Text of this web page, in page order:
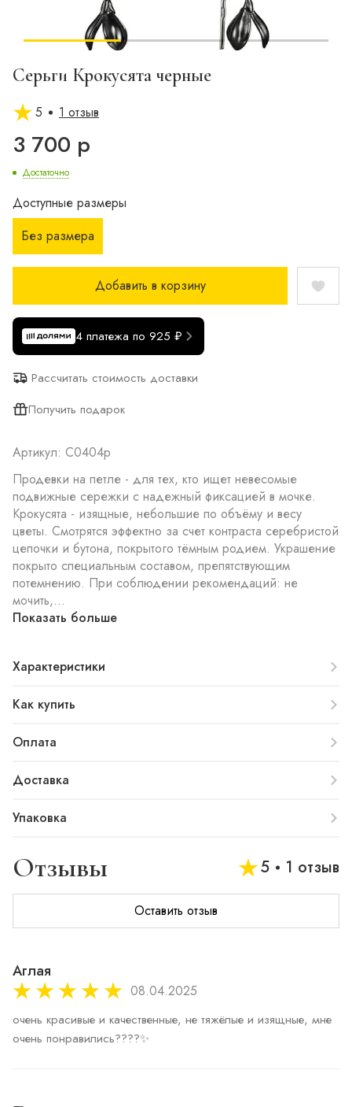
Серьги Крокусята черные
5 1 отзыв
3 700 р
Достаточно
Доступные размеры
Без размера
Добавить в корзину
4 платежа по 925 ₽
Рассчитать стоимость доставки
Получить подарок
Артикул: С0404р
Продевки на петле - для тех, кто ищет невесомые
подвижные сережки с надежный фиксацией в мочке.
Крокусята - изящные, небольшие по объёму и весу
цветы. Смотрятся эффектно за счет контраста серебристой
цепочки и бутона, покрытого тёмным родием. Украшение
покрыто специальным составом, препятствующим
потемнению. При соблюдении рекомендаций: не
мочить,...
Показать больше
Характеристики
Как купить
Оплата
Доставка
Упаковка
Отзывы 5 1 отзыв
Оставить отзыв
Аглая
08.04.2025
очень красивые и качественные, не тяжёлые и изящные, мне
очень понравились????✨